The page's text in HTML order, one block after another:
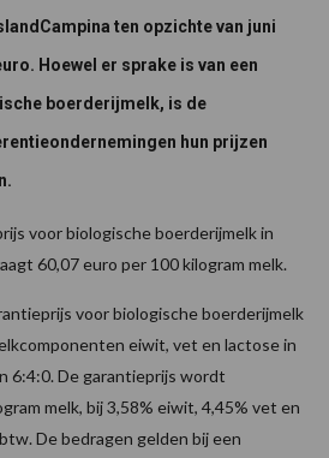
ten opzichte van juni
Hoewel er sprake is van een
boerderijmelk, is de
hun prijzen
voor biologische boerderijmelk in
60,07 euro per 100 kilogram melk.
voor biologische boerderijmelk
eiwit, vet en lactose in
6:4:0. De garantieprijs wordt
melk, bij 3,58% eiwit, 4,45% vet en
De bedragen gelden bij een